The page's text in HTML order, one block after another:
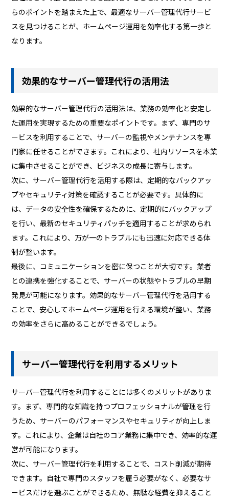
らのポイントを踏まえた上で、最適なサーバー管理代行サービ
スを見つけることが、ホームページ運用を効率化する第一歩と
なります。
効果的なサーバー管理代行の活用法
効果的なサーバー管理代行の活用法は、業務の効率化と安定し
た運用を実現するための重要なポイントです。まず、専門のサ
ービスを利用することで、サーバーの監視やメンテナンスを専
門家に任せることができます。これにより、社内リソースを本業
に集中させることができ、ビジネスの成長に寄与します。
次に、サーバー管理代行を活用する際は、定期的なバックアッ
プやセキュリティ対策を確認することが必要です。具体的に
は、データの安全性を確保するために、定期的にバックアップ
を行い、最新のセキュリティパッチを適用することが求められ
ます。これにより、万が一のトラブルにも迅速に対応できる体
制が整います。
最後に、コミュニケーションを密に保つことが大切です。業者
との連携を強化することで、サーバーの状態やトラブルの早期
発見が可能になります。効果的なサーバー管理代行を活用する
ことで、安心してホームページ運用を行える環境が整い、業務
の効率をさらに高めることができるでしょう。
サーバー管理代行を利用するメリット
サーバー管理代行を利用することには多くのメリットがありま
す。まず、専門的な知識を持つプロフェッショナルが管理を行
うため、サーバーのパフォーマンスやセキュリティが向上しま
す。これにより、企業は自社のコア業務に集中でき、効率的な運
営が可能になります。
次に、サーバー管理代行を利用することで、コスト削減が期待
できます。自社で専門のスタッフを雇う必要がなく、必要なサ
ービスだけを選ぶことができるため、無駄な経費を抑えること